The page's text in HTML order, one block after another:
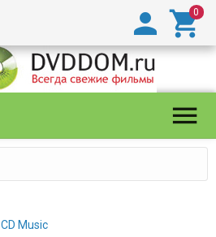



CD Music